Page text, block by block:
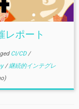
レポート
CI/CD/
/継続的インテグレ